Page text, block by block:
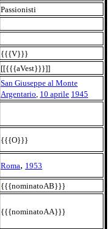
Passionisti
{{{V}}}
[[{{{aVest}}}]]
San Giuseppe al Monte
Argentario 10 aprile 1945
{{{O}}}
Roma, 1953
{{{nominatoAB}}}
{{{nominatoAA}}}